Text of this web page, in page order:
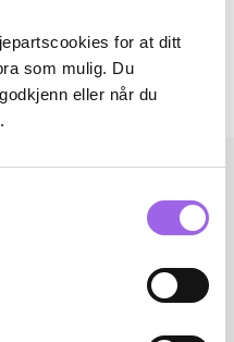
for at ditt
som mulig. Du
eller når du